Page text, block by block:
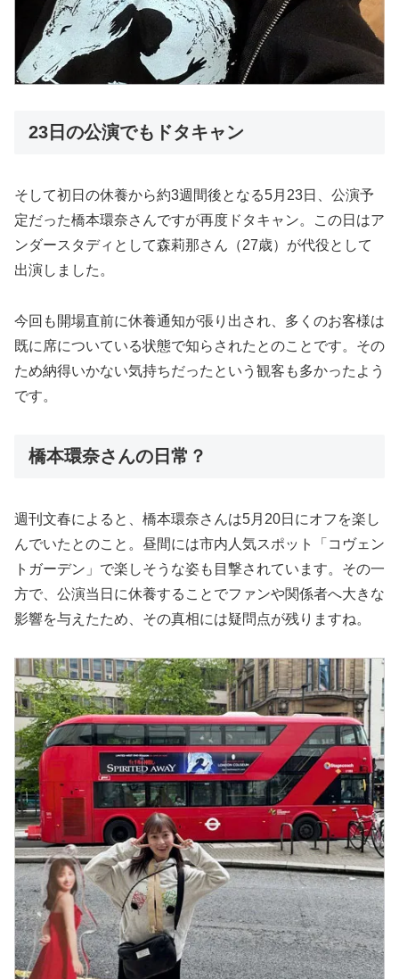
23日の公演でもドタキャン
そして初日の休養から約3週間後となる5月23日、公演予
定だった橋本環奈さんですが再度ドタキャン。この日はア
ンダースタディとして森莉那さん（27歳）が代役として
出演しました。
今回も開場直前に休養通知が張り出され、多くのお客様は
既に席についている状態で知らされたとのことです。その
ため納得いかない気持ちだったという観客も多かったよう
です。
橋本環奈さんの日常？
週刊文春によると、橋本環奈さんは5月20日にオフを楽し
んでいたとのこと。昼間には市内人気スポット「コヴェン
トガーデン」で楽しそうな姿も目撃されています。その一
方で、公演当日に休養することでファンや関係者へ大きな
影響を与えたため、その真相には疑問点が残りますね。